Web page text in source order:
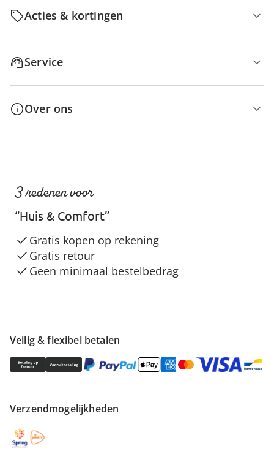
Acties & kortingen
Service
Over ons
Veilig & flexibel betalen
Verzendmogelijkheden
3 redenen voor
“Huis & Comfort”
Gratis kopen op rekening
Gratis retour
Geen minimaal bestelbedrag